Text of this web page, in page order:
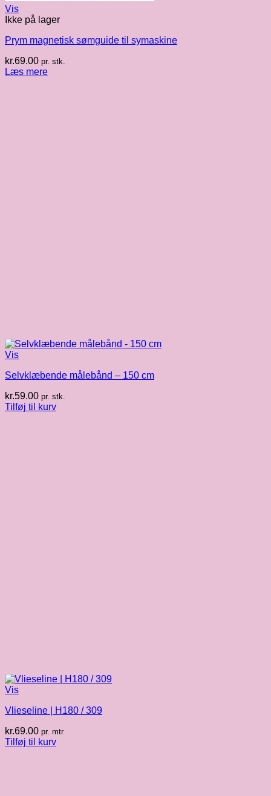
Vis
Ikke på lager
Prym magnetisk sømguide til symaskine
kr.69.00 pr. stk.
Læs mere
Vis
Selvklæbende målebånd – 150 cm
kr.59.00 pr. stk.
Tilføj til kurv
Vis
Vlieseline | H180 / 309
kr.69.00 pr. mtr
Tilføj til kurv